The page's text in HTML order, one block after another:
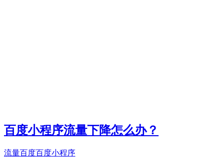
百度小程序流量下降怎么办？
流量百度百度小程序